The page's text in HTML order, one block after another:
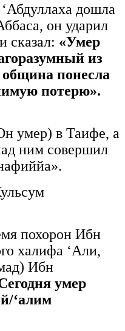
дошла
он ударил
сказал: «Умер
из
понесла
потерю».
умер) в Таифе, а
ним совершил
похорон Ибн
халифа ‘Али,
Ибн
умер
‘алим